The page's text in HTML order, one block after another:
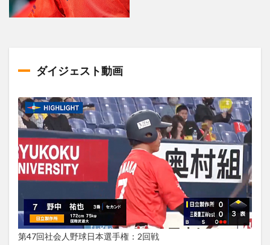
ダイジェスト動画
第47回社会人野球日本選手権：2回戦